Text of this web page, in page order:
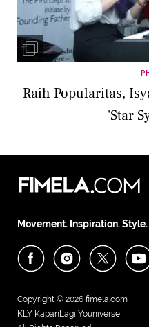
Raih Popularitas,
'Star
Movement. Inspiration.
Copyright © 2026 fimela.com
KLY KapanLagi Youniverse